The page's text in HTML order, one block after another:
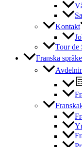
Kontakt
Tour de
Franska